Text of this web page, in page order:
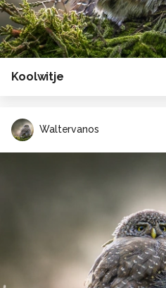
Koolwitje
Waltervanos